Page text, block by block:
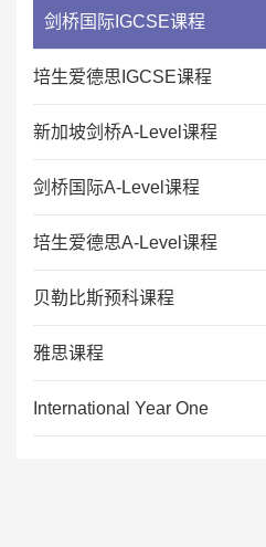
如需了解更多详情，请访问他们
qualifications/cambridge-
考试成绩公布日期
对于内部评估，结果将在后一次
支付方式：现金、支票、资金转
收款人：VICTORIA WORLD
2. 课程费用
在私立教育机构（PEI）注册的
维多利亚世界学院在向全日制学
点击了解更多关于SSG收费监管
参考标准学生合同
付款方式：现金、支票、资金转
剑桥国际IGCSE课程
培生爱德思IGCSE课程
新加坡剑桥A-Level课程
剑桥国际A-Level课程
培生爱德思A-Level课程
贝勒比斯预科课程
雅思课程
International Year One